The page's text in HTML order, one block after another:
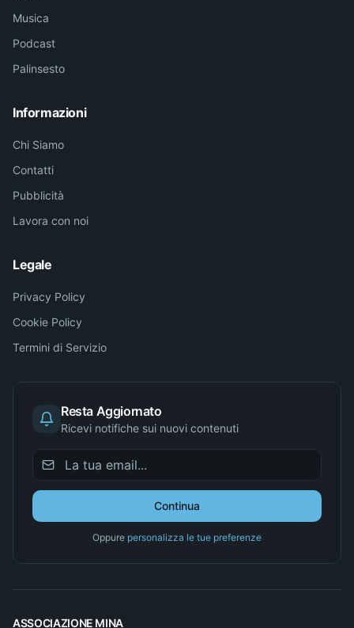
Musica
Podcast
Palinsesto
Informazioni
Chi Siamo
Contatti
Pubblicità
Lavora con noi
Legale
Privacy Policy
Cookie Policy
Termini di Servizio
Resta Aggiornato
Ricevi notifiche sui nuovi contenuti
Continua
Oppure personalizza le tue preferenze
ASSOCIAZIONE MINA